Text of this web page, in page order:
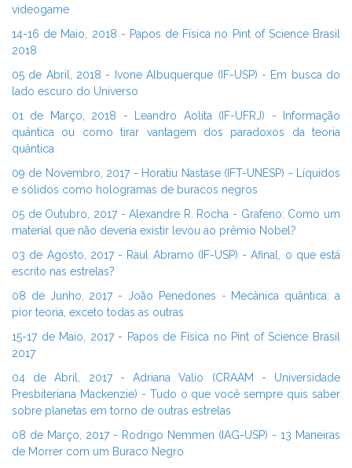
videogame
14-16 de Maio, 2018 - Papos de Física no Pint of Science Brasil
2018
05 de Abril, 2018 - Ivone Albuquerque (IF-USP) - Em busca do
lado escuro do Universo
01 de Março, 2018 - Leandro Aolita (IF-UFRJ) - Informação
quântica ou como tirar vantagem dos paradoxos da teoria
quântica
09 de Novembro, 2017 - Horatiu Nastase (IFT-UNESP) - Líquidos
e sólidos como hologramas de buracos negros
05 de Outubro, 2017 - Alexandre R. Rocha - Grafeno: Como um
material que não deveria existir levou ao prêmio Nobel?
03 de Agosto, 2017 - Raul Abramo (IF-USP) - Afinal, o que está
escrito nas estrelas?
08 de Junho, 2017 - João Penedones - Mecânica quântica: a
pior teoria, exceto todas as outras
15-17 de Maio, 2017 - Papos de Física no Pint of Science Brasil
2017
04 de Abril, 2017 - Adriana Valio (CRAAM - Universidade
Presbiteriana Mackenzie) - Tudo o que você sempre quis saber
sobre planetas em torno de outras estrelas
08 de Março, 2017 - Rodrigo Nemmen (IAG-USP) - 13 Maneiras
de Morrer com um Buraco Negro